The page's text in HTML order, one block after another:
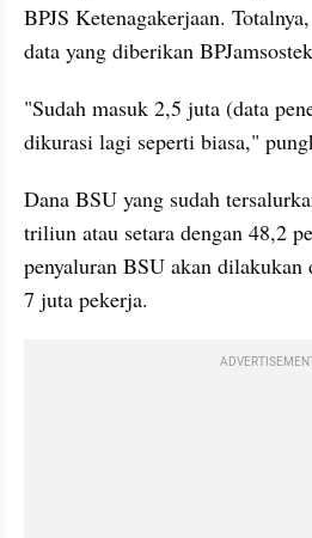
BPJS Ketenagakerjaan.
data yang diberikan
"Sudah masuk 2,5 juta (data
dikurasi lagi seperti biasa,"
Dana BSU yang sudah
triliun atau setara dengan 48,2
penyaluran BSU akan
7 juta pekerja.